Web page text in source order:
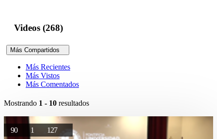
Videos (268)
Más Compartidos
Más Recientes
Más Vistos
Más Comentados
Mostrando 1 - 10 resultados
90 1 127